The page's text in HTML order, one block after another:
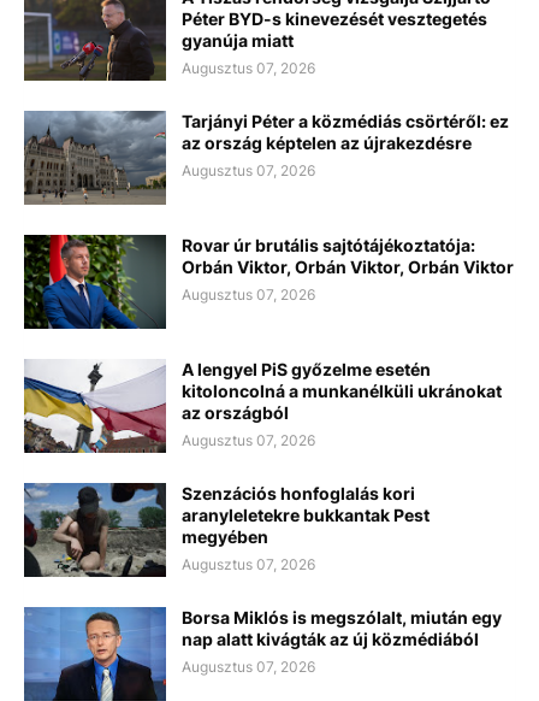
Péter BYD-s kinevezését vesztegetés
gyanúja miatt
Augusztus 07, 2026
Tarjányi Péter a közmédiás csörtéről: ez
az ország képtelen az újrakezdésre
Augusztus 07, 2026
Rovar úr brutális sajtótájékoztatója:
Orbán Viktor, Orbán Viktor, Orbán Viktor
Augusztus 07, 2026
A lengyel PiS győzelme esetén
kitoloncolná a munkanélküli ukránokat
az országból
Augusztus 07, 2026
Szenzációs honfoglalás kori
aranyleletekre bukkantak Pest
megyében
Augusztus 07, 2026
Borsa Miklós is megszólalt, miután egy
nap alatt kivágták az új közmédiából
Augusztus 07, 2026